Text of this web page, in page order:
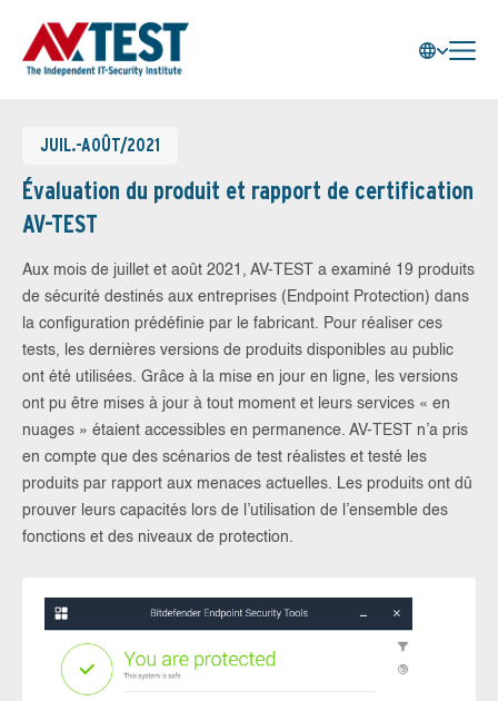
JUIL.-AOÛT/2021
Évaluation du produit et rapport de certification
AV-TEST
Aux mois de juillet et août 2021, AV-TEST a examiné 19 produits
de sécurité destinés aux entreprises (Endpoint Protection) dans
la configuration prédéfinie par le fabricant. Pour réaliser ces
tests, les dernières versions de produits disponibles au public
ont été utilisées. Grâce à la mise en jour en ligne, les versions
ont pu être mises à jour à tout moment et leurs services « en
nuages » étaient accessibles en permanence. AV-TEST n’a pris
en compte que des scénarios de test réalistes et testé les
produits par rapport aux menaces actuelles. Les produits ont dû
prouver leurs capacités lors de l’utilisation de l’ensemble des
fonctions et des niveaux de protection.